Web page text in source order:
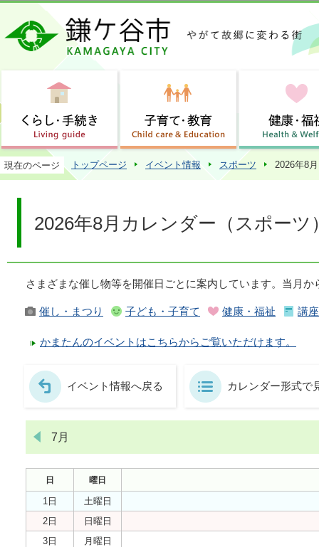
この
現在のページ トップページ イベント情報 スポーツ 2026年8
2026年8月カレンダー（スポーツ
さまざまな催し物等を開催日ごとに案内しています。当月
催し・まつり 子ども・子育て 健康・福祉 講
かまたんのイベントはこちらからご覧いただけます。
イベント情報へ戻る カレンダー形式で
7月
日 曜日
1日
土曜日
2日
日曜日
3日
月曜日